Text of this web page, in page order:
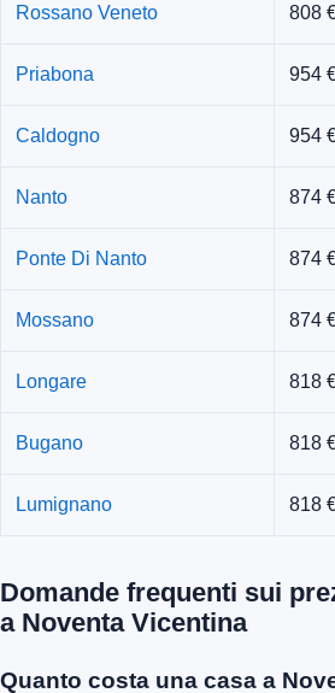
Rossano Veneto 808
Priabona 954
Caldogno 954
Nanto 874
Ponte Di Nanto 874
Mossano 874
Longare 818
Bugano 818
Lumignano 818
Domande frequenti sui
a Noventa Vicentina
Quanto costa una casa a